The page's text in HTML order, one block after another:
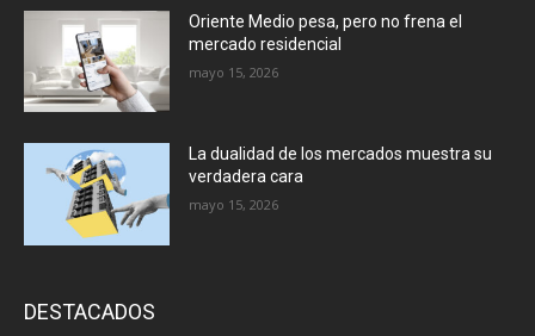
Oriente Medio pesa, pero no frena el
mercado residencial
mayo 15, 2026
La dualidad de los mercados muestra su
verdadera cara
mayo 15, 2026
DESTACADOS